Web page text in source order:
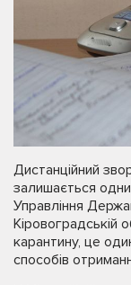
Дистанційний
залишається
Управління
Кіровоградській
карантину, це
способів